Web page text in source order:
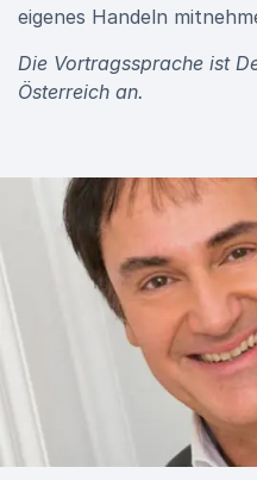
eigenes Handeln
Die Vortragssprache ist
Österreich an.